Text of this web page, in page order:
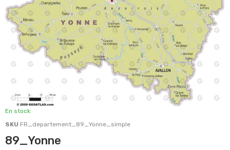
En stock
SKU FR_departement_89_Yonne_simple
89_Yonne